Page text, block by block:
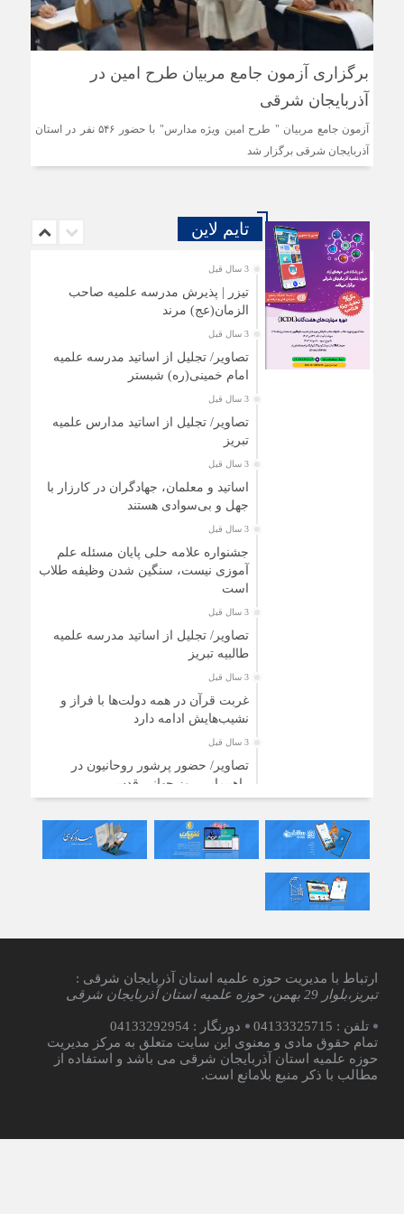
برگزاری آزمون جامع مربیان طرح امین در
آذربایجان شرقی
آزمون جامع مربیان " طرح امین ویژه مدارس" با حضور ۵۴۶ نفر در استان
آذربایجان شرقی برگزار شد
تایم لاین
3 سال قبل
تیزر | پذیرش مدرسه علمیه صاحب
الزمان(عج) مرند
3 سال قبل
تصاویر/ تجلیل از اساتید مدرسه علمیه
امام خمینی(ره) شبستر
3 سال قبل
تصاویر/ تجلیل از اساتید مدارس علمیه
تبریز
3 سال قبل
اساتید و معلمان، جهادگران در کارزار با
جهل و بی‌سوادی هستند
3 سال قبل
جشنواره علامه حلی پایان مسئله علم
آموزی نیست، سنگین شدن وظیفه طلاب
است
3 سال قبل
تصاویر/ تجلیل از اساتید مدرسه علمیه
طالبیه تبریز
3 سال قبل
غربت قرآن در همه دولت‌ها با فراز و
نشیب‌هایش ادامه دارد
3 سال قبل
تصاویر/ حضور پرشور روحانیون در
راهپیمایی روز جهانی قدس
توزیع ۲۰۰ بسته معیشتی بین نیازمندان
تبریزی
ارتباط با مدیریت حوزه علمیه استان آذربایجان شرقی :
تبریز،بلوار 29 بهمن، حوزه علمیه استان آذربایجان شرقی
تلفن : 04133325715
دورنگار : 04133292954
تمام حقوق مادی و معنوی این سایت متعلق به مرکز مدیریت
حوزه علمیه استان آذربایجان شرقی می باشد و استفاده از
مطالب با ذکر منبع بلامانع است.